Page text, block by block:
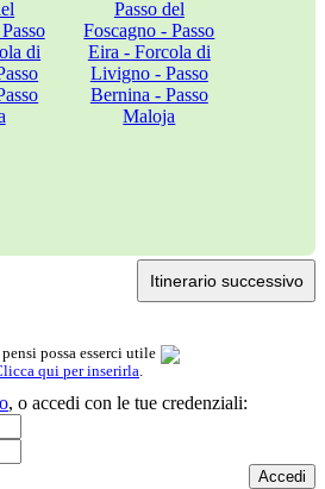
Itinerario successivo
possa esserci utile
qui per inserirla
, o accedi con le tue credenziali: